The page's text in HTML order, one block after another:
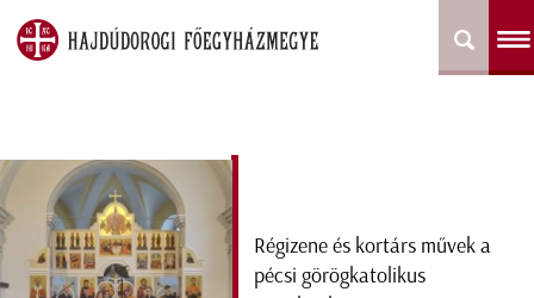
Régizene és kortárs művek a
pécsi görögkatolikus